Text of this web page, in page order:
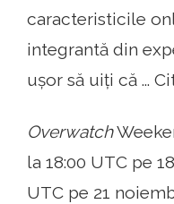
caracteristicile
integrantă din
ușor să uiți că ...
Overwatch
la 18:00 UTC pe
UTC pe 21